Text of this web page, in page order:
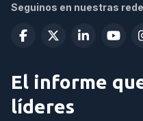
Seguinos en nuestras
El informe
líderes